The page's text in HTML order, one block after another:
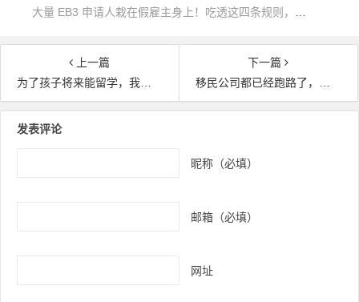
上一篇
为了孩子将来能留学，我打算去美国端一年盘子
下一篇
移民公司都已经跑路了，你还在原地傻傻等待？
发表评论
昵称（必填）
邮箱（必填）
网址